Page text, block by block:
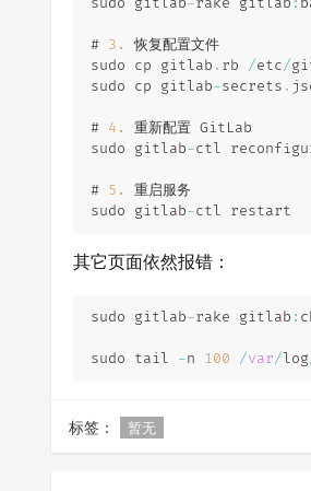
# 3.
恢复配置文件
sudo cp gitlab . rb /etc/
sudo cp gitlab-secrets .
# 4.
重新配置 GitLab
sudo gitlab-ctl
# 5.
重启服务
sudo gitlab-
其它页面依然报错：
sudo gitlab-rake gitlab :
sudo tail -n 100 /var/log
标签： 暂无